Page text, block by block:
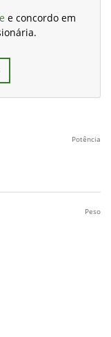
e concordo em
Potência
Peso